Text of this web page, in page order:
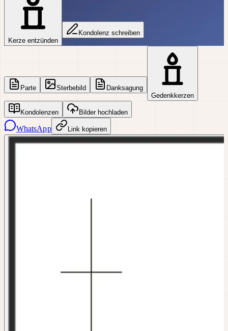
Kerze entzünden
Kondolenz schreiben
Parte Sterbebild
Danksagung
Gedenkkerzen
Kondolenzen Bilder hochladen
WhatsApp Link kopieren